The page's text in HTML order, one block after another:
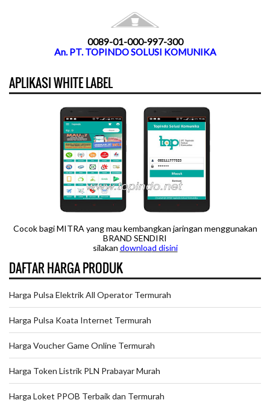
0089-01-000-997-300
An. PT. TOPINDO SOLUSI KOMUNIKA
APLIKASI WHITE LABEL
Cocok bagi MITRA yang mau kembangkan jaringan menggunakan
BRAND SENDIRI
silakan download disini
DAFTAR HARGA PRODUK
Harga Pulsa Elektrik All Operator Termurah
Harga Pulsa Koata Internet Termurah
Harga Voucher Game Online Termurah
Harga Token Listrik PLN Prabayar Murah
Harga Loket PPOB Terbaik dan Termurah